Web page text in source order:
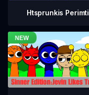
Htsprunkis Perimti